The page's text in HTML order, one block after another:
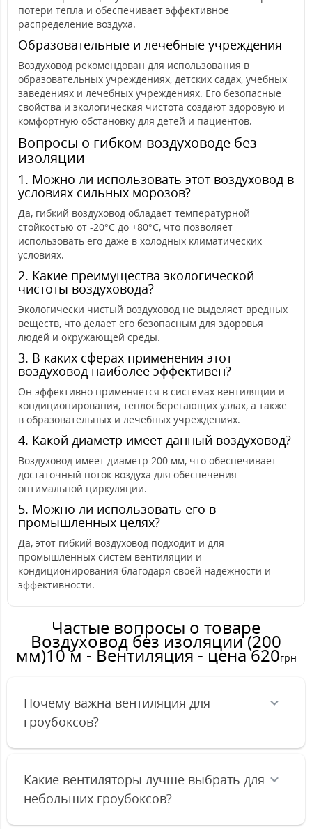
потери тепла и обеспечивает эффективное
распределение воздуха.
Образовательные и лечебные учреждения
Воздуховод рекомендован для использования в
образовательных учреждениях, детских садах, учебных
заведениях и лечебных учреждениях. Его безопасные
свойства и экологическая чистота создают здоровую и
комфортную обстановку для детей и пациентов.
Вопросы о гибком воздуховоде без
изоляции
1. Можно ли использовать этот воздуховод в
условиях сильных морозов?
Да, гибкий воздуховод обладает температурной
стойкостью от -20°C до +80°C, что позволяет
использовать его даже в холодных климатических
условиях.
2. Какие преимущества экологической
чистоты воздуховода?
Экологически чистый воздуховод не выделяет вредных
веществ, что делает его безопасным для здоровья
людей и окружающей среды.
3. В каких сферах применения этот
воздуховод наиболее эффективен?
Он эффективно применяется в системах вентиляции и
кондиционирования, теплосберегающих узлах, а также
в образовательных и лечебных учреждениях.
4. Какой диаметр имеет данный воздуховод?
Воздуховод имеет диаметр 200 мм, что обеспечивает
достаточный поток воздуха для обеспечения
оптимальной циркуляции.
5. Можно ли использовать его в
промышленных целях?
Да, этот гибкий воздуховод подходит и для
промышленных систем вентиляции и
кондиционирования благодаря своей надежности и
эффективности.
Частые вопросы о товаре
Воздуховод без изоляции (200
мм)10 м - Вентиляция - цена 620грн
Почему важна вентиляция для
гроубоксов?
Какие вентиляторы лучше выбрать для
небольших гроубоксов?